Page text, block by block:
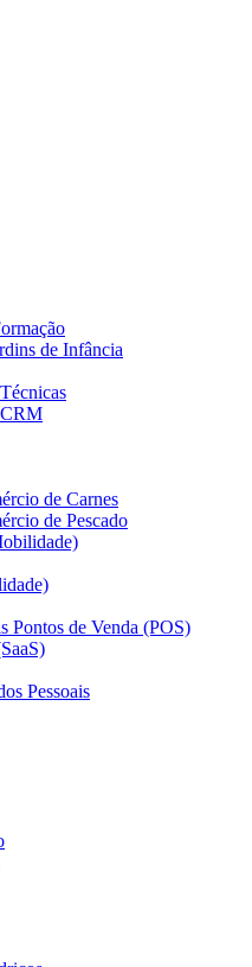
de Infância
de Carnes
de Pescado
Pontos de Venda (POS)
Pessoais